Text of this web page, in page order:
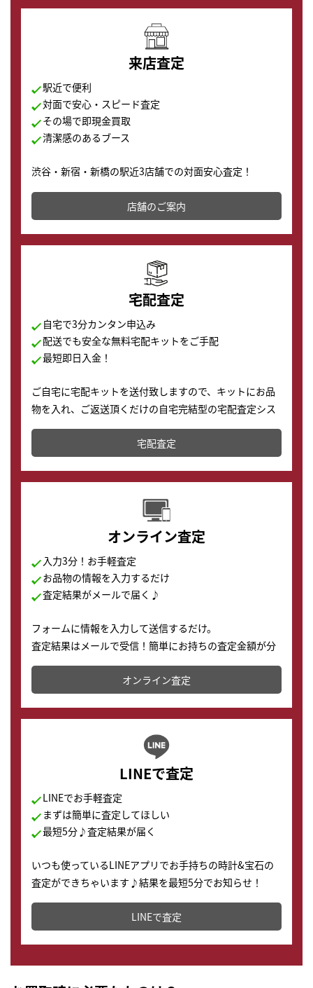
来店査定
駅近で便利
対面で安心・スピード査定
その場で即現金買取
清潔感のあるブース
渋谷・新宿・新橋の駅近3店舗での対面安心査定！
店舗を併設しており、下取りに出してお得に新しい時計
の購入もできます♪
店舗のご案内
宅配査定
自宅で3分カンタン申込み
配送でも安全な無料宅配キットをご手配
最短即日入金！
ご自宅に宅配キットを送付致しますので、キットにお品
物を入れ、ご返送頂くだけの自宅完結型の宅配査定シス
テムです。
配送でも簡単&安全に査定・買取に出すことが可能で
す。
宅配査定
オンライン査定
入力3分！お手軽査定
お品物の情報を入力するだけ
査定結果がメールで届く♪
フォームに情報を入力して送信するだけ。
査定結果はメールで受信！簡単にお持ちの査定金額が分
かります。
オンライン査定
LINEで査定
LINEでお手軽査定
まずは簡単に査定してほしい
最短5分♪査定結果が届く
いつも使っているLINEアプリでお手持ちの時計&宝石の
査定ができちゃいます♪結果を最短5分でお知らせ！
どこからでもすぐに査定金額を知ることが出来ます。
LINEで査定